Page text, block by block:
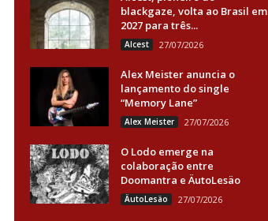
blackgaze, volta ao Brasil em
2027 para três...
Alcest 27/07/2026
Alex Meister anuncia o
lançamento do single
“Memory Lane”
Alex Meister 27/07/2026
O Lodo emerge na
colaboração entre
Doomantra e ÄutoLesäo
ÄutoLesäo 27/07/2026